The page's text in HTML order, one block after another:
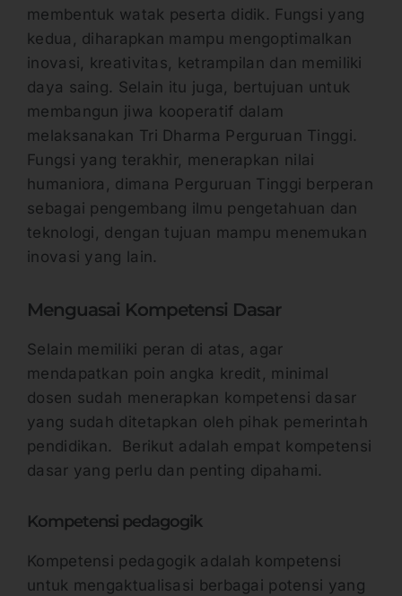
membentuk watak peserta didik. Fungsi yang
kedua, diharapkan mampu mengoptimalkan
inovasi, kreativitas, ketrampilan dan memiliki
daya saing. Selain itu juga, bertujuan untuk
membangun jiwa kooperatif dalam
melaksanakan Tri Dharma Perguruan Tinggi.
Fungsi yang terakhir, menerapkan nilai
humaniora, dimana Perguruan Tinggi berperan
sebagai pengembang ilmu pengetahuan dan
teknologi, dengan tujuan mampu menemukan
inovasi yang lain.
Menguasai Kompetensi Dasar
Selain memiliki peran di atas, agar
mendapatkan poin angka kredit, minimal
dosen sudah menerapkan kompetensi dasar
yang sudah ditetapkan oleh pihak pemerintah
pendidikan. Berikut adalah empat kompetensi
dasar yang perlu dan penting dipahami.
Kompetensi pedagogik
Kompetensi pedagogik adalah kompetensi
untuk mengaktualisasi berbagai potensi yang